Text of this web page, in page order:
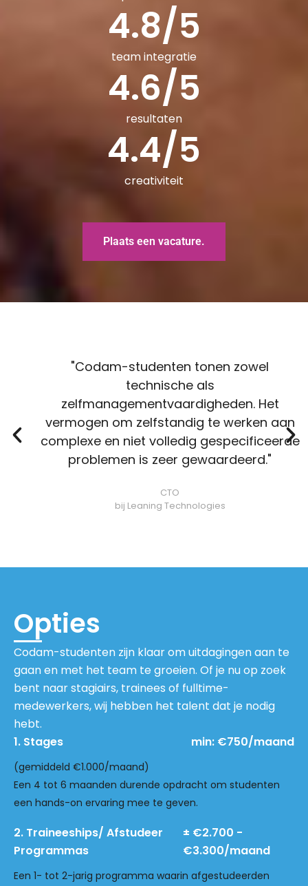
team integratie
4.8/5
resultaten
4.6/5
creativiteit
4.4/5
Plaats een vacature.
"Codam-studenten tonen zowel
technische als
zelfmanagementvaardigheden. Het
vermogen om zelfstandig te werken aan
complexe en niet volledig gespecificeerde
problemen is zeer gewaardeerd."
CTO
bij Leaning Technologies
Opties
Codam-studenten zijn klaar om uitdagingen aan te
gaan en met het team te groeien. Of je nu op zoek
bent naar stagiairs, trainees of fulltime-
medewerkers, wij hebben het talent dat je nodig
hebt.
1. Stages
min: €750/maand
(gemiddeld €1.000/maand)
Een 4 tot 6 maanden durende opdracht om studenten
een hands-on ervaring mee te geven.
2. Traineeships/ Afstudeer
Programmas
± €2.700 -
€3.300/maand
Een 1- tot 2-jarig programma waarin afgestudeerden